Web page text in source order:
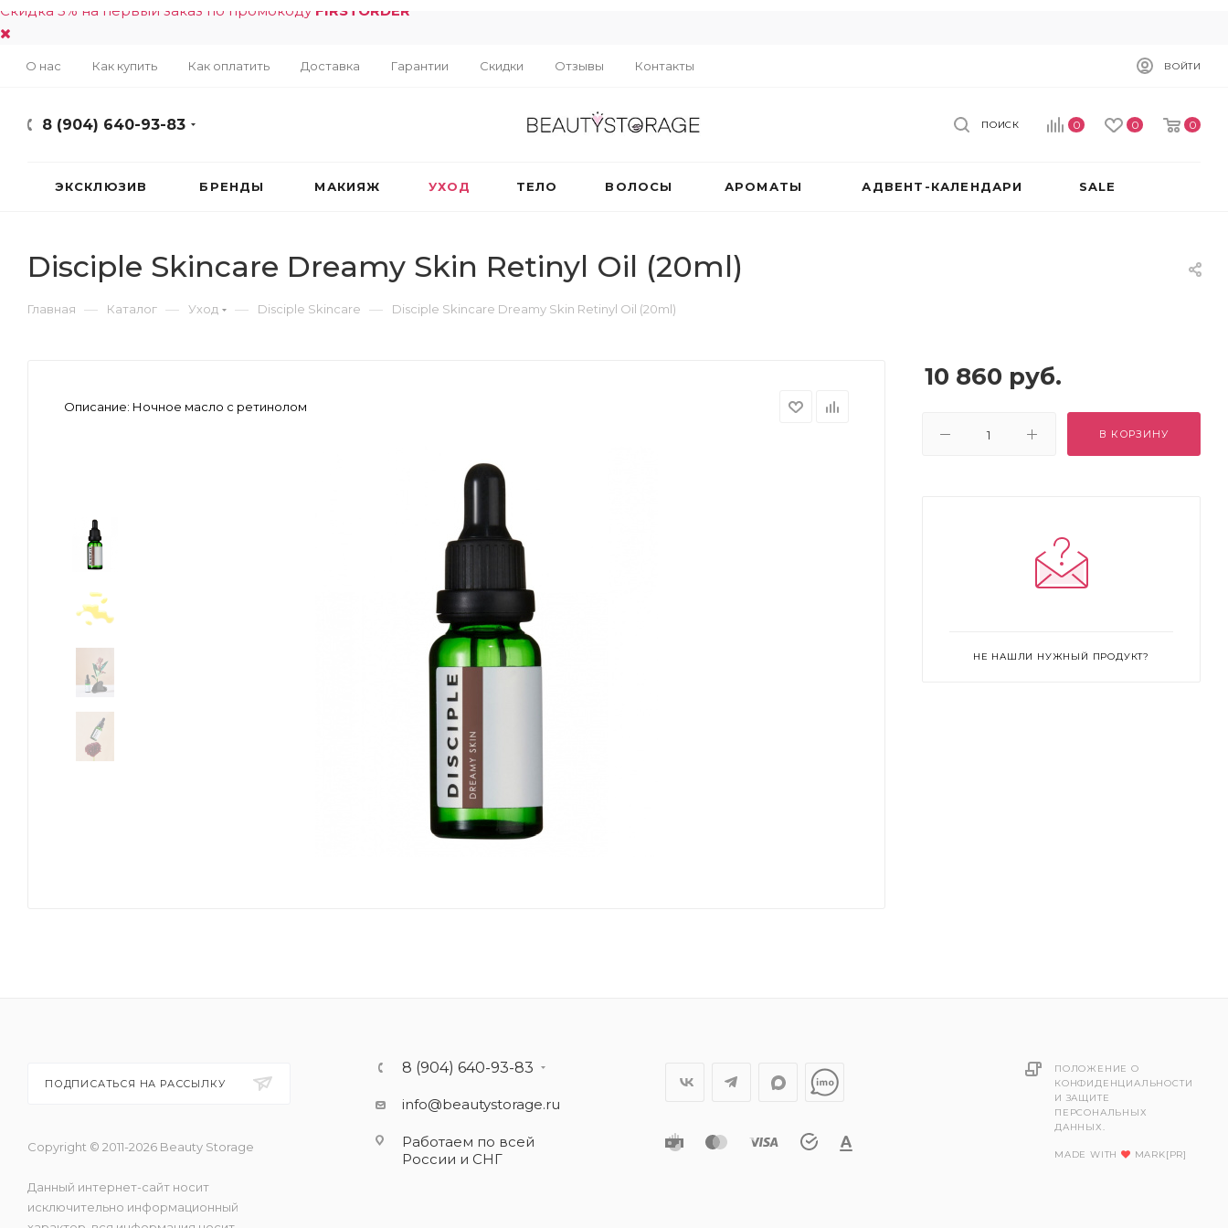
Скидка 5% на первый заказ по промокоду FIRSTORDER
О нас Как купить Как оплатить Доставка Гарантии Скидки Отзывы Контакты ВОЙТИ
8 (904) 640-93-83 0 0 0
ПОИСК
ЭКСКЛЮЗИВ БРЕНДЫ МАКИЯЖ УХОД ТЕЛО ВОЛОСЫ АРОМАТЫ АДВЕНТ-КАЛЕНДАРИ SALE
Disciple Skincare Dreamy Skin Retinyl Oil (20ml)
Главная — Каталог — Уход — Disciple Skincare — Disciple Skincare Dreamy Skin Retinyl Oil (20ml)
Описание: Ночное масло с ретинолом
10 860 руб.
В КОРЗИНУ
НЕ НАШЛИ НУЖНЫЙ ПРОДУКТ?
ПОДПИСАТЬСЯ НА РАССЫЛКУ
Copyright © 2011-2026 Beauty Storage
Данный интернет-сайт носит
исключительно информационный
8 (904) 640-93-83
info@beautystorage.ru
Работаем по всей
России и СНГ
ПОЛОЖЕНИЕ О
КОНФИДЕНЦИАЛЬНОСТИ
И ЗАЩИТЕ
ПЕРСОНАЛЬНЫХ
ДАННЫХ.
MADE WITH MARK[PR]